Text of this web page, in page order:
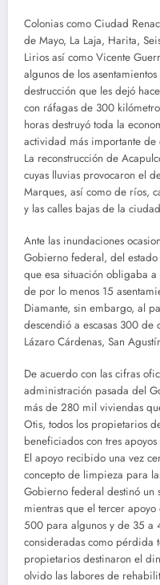
Colonias como Ciudad
de Mayo, La Laja, Harita,
Lirios así como Vicente
algunos de los
destrucción que les dejó
con ráfagas de 300
horas destruyó toda la
actividad más importante de
La reconstrucción de
cuyas lluvias provocaron el
Marques, así como de ríos,
y las calles bajas de la
Ante las inundaciones
Gobierno federal, del
que esa situación obligaba
de por lo menos 15
Diamante, sin embargo, al
descendió a escasas 300 de
Lázaro Cárdenas, San
De acuerdo con las cifras
administración pasada del
más de 280 mil viviendas
Otis, todos los propietarios
beneficiados con tres apoyos
El apoyo recibido una vez
concepto de limpieza para
Gobierno federal destinó un
mientras que el tercer
500 para algunos y de 35 a
consideradas como pérdida
propietarios destinaron el
olvido las labores de